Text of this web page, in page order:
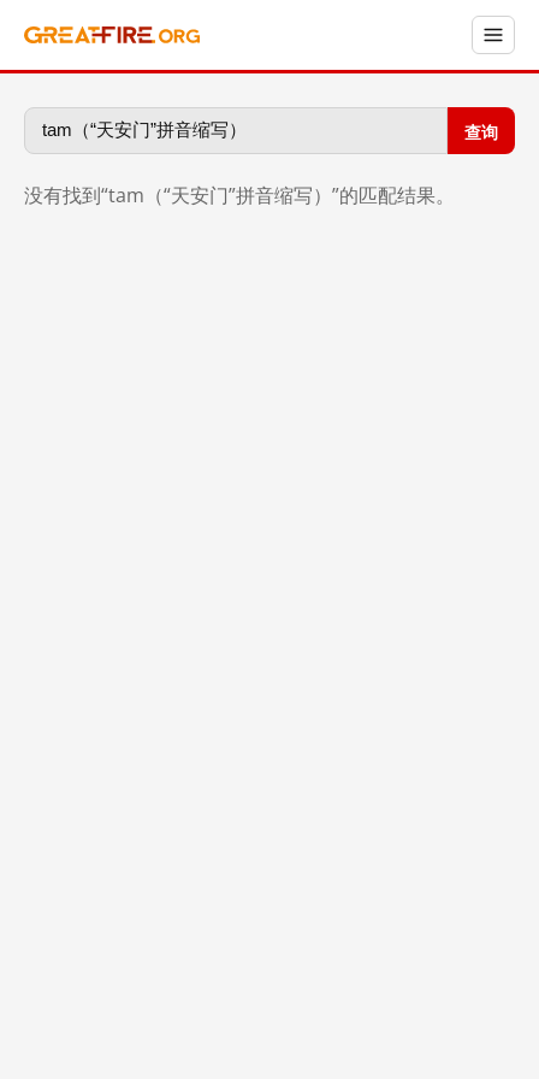
查询
没有找到“tam（“天安门”拼音缩写）”的匹配结果。